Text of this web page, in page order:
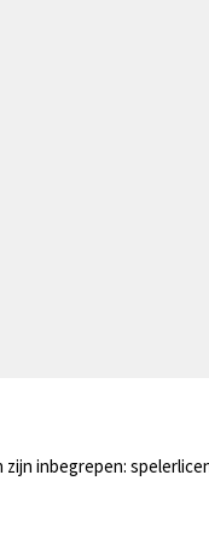
zijn inbegrepen: